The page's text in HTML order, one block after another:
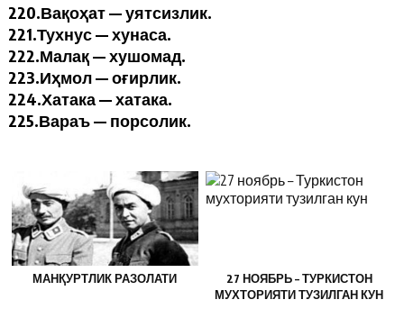
220.Вақоҳат — уятсизлик.
221.Тухнус — хунаса.
222.Малақ — хушомад.
223.Иҳмол — оғирлик.
224.Хатака — хатака.
225.Вараъ — порсолик.
МАНҚУРТЛИК РАЗОЛАТИ
27 НОЯБРЬ – ТУРКИСТОН
МУХТОРИЯТИ ТУЗИЛГАН КУН